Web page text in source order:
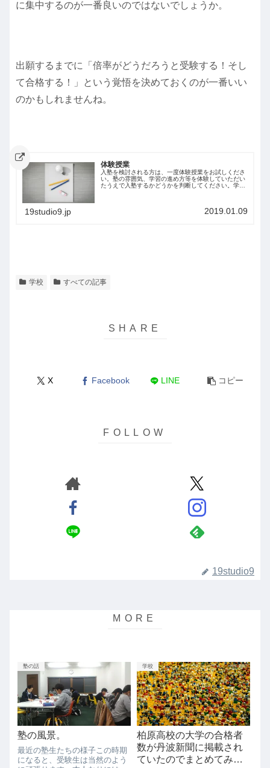
に集中するのが一番良いのではないでしょうか。
出願するまでに「倍率がどうだろうと受験する！そし
て合格する！」という覚悟を決めておくのが一番いい
のかもしれませんね。
体験授業
入塾を検討される方は、一度体験授業をお試しくださ
い。塾の雰囲気、学習の進め方等を体験していただい
たうえで入塾するかどうかを判断してください。学習
19studio9.jp 2019.01.09
学校 すべての記事
X Facebook LINE コピー
19studio9
塾の話
塾の風景。
最近の塾生たちの様子この時期
になると、受験生は当然のよう
学校
柏原高校の大学の合格者
数が丹波新聞に掲載され
ていたのでまとめてみ